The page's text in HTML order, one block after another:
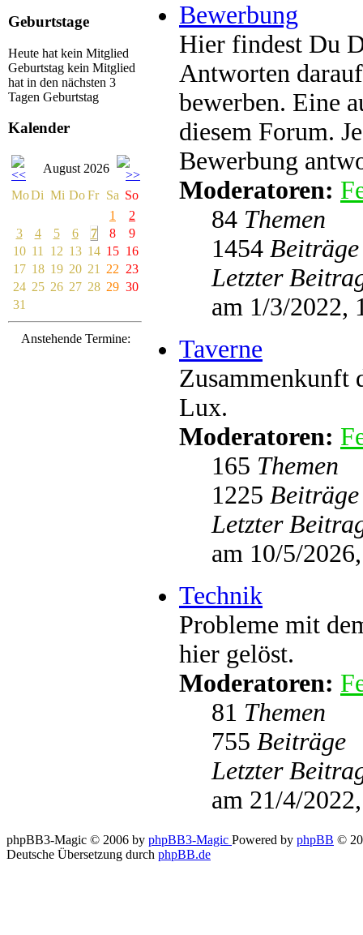
Geburtstage
Heute hat kein Mitglied
Geburtstag kein Mitglied
hat in den nächsten 3
Tagen Geburtstag
Kalender
August 2026
MoDi Mi DoFr Sa So
1
2
3
4 5 6 7 8
9
10 11 12 13 14 15 16
17 18 19 20 21 22 23
24 25 26 27 28 29 30
31
Anstehende Termine:
Bewerbung
Hier findest Du
Antworten
bewerben. Eine
diesem Forum.
Bewerbung
Moderatoren:
84 Themen
1454 Beiträge
Letzter
am 1/3/2022,
Taverne
Zusammenkunft
Lux.
Moderatoren:
165 Themen
1225 Beiträge
Letzter
am 10/5/
Technik
Probleme mit
hier gelöst.
Moderatoren:
81 Themen
755 Beiträge
Letzter
am 21/4/
phpBB3-Magic © 2006 by phpBB3-Magic Powered by phpBB ©
Deutsche Übersetzung durch phpBB.de